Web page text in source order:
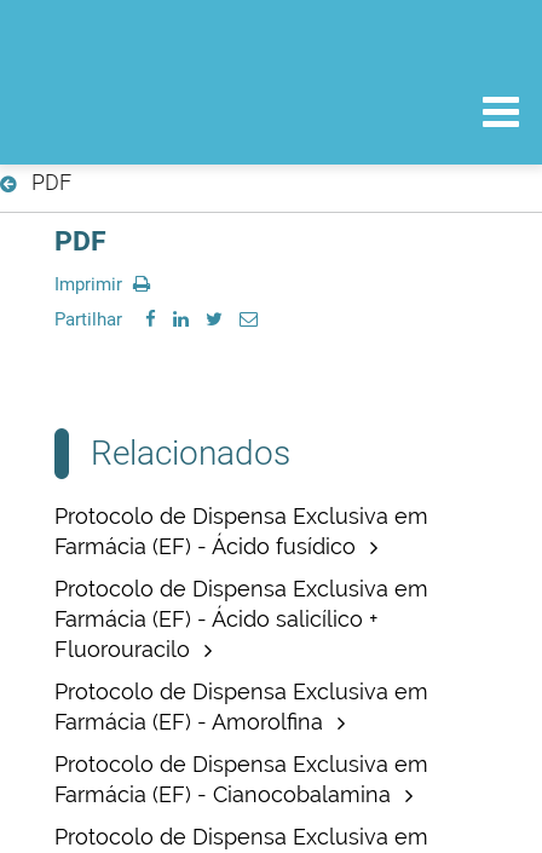
PDF
PDF
Imprimir
Partilhar
Relacionados
Protocolo de Dispensa Exclusiva em
Farmácia (EF) - Ácido fusídico
Protocolo de Dispensa Exclusiva em
Farmácia (EF) - Ácido salicílico +
Fluorouracilo
Protocolo de Dispensa Exclusiva em
Farmácia (EF) - Amorolfina
Protocolo de Dispensa Exclusiva em
Farmácia (EF) - Cianocobalamina
Protocolo de Dispensa Exclusiva em